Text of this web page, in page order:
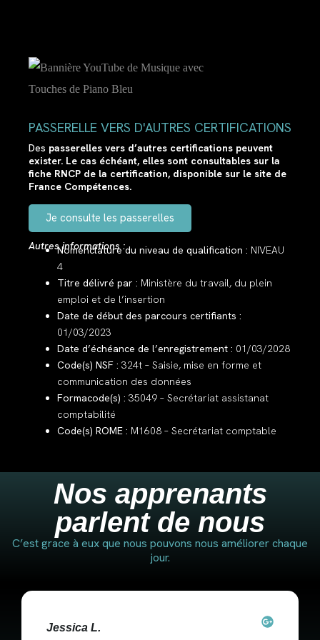
PASSERELLE VERS D'AUTRES CERTIFICATIONS
Des passerelles vers d’autres certifications peuvent
exister. Le cas échéant, elles sont consultables sur la
fiche RNCP de la certification, disponible sur le site de
France Compétences.
Je consulte les passerelles
Autres informations :
Nomenclature du niveau de qualification : NIVEAU
4
Titre délivré par : Ministère du travail, du plein
emploi et de l’insertion
Date de début des parcours certifiants :
01/03/2023
Date d’échéance de l’enregistrement : 01/03/2028
Code(s) NSF : 324t – Saisie, mise en forme et
communication des données
Formacode(s) : 35049 – Secrétariat assistanat
comptabilité
Code(s) ROME : M1608 – Secrétariat comptable
Nos apprenants
parlent de nous
C’est grace à eux que nous pouvons nous améliorer chaque
jour.
Jessica L.